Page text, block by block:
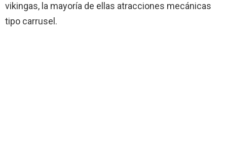
vikingas, la mayoría de ellas atracciones mecánicas
tipo carrusel.